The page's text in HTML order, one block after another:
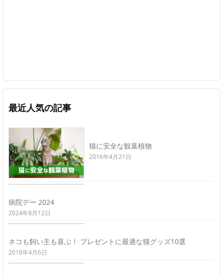
最近人気の記事
猫に安全な観葉植物
2016年4月21日
病院デー 2024
2024年8月12日
ネコも飼い主も喜ぶ！ プレゼントに最適な猫グッズ10選
2018年4月6日